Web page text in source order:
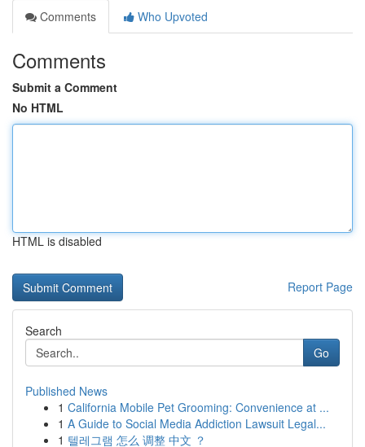
Comments
Who Upvoted
Comments
Submit a Comment
No HTML
HTML is disabled
Report Page
Search
Go
Published News
1 California Mobile Pet Grooming: Convenience at ...
1 A Guide to Social Media Addiction Lawsuit Legal...
1 텔레그램 怎么 调整 中文 ？